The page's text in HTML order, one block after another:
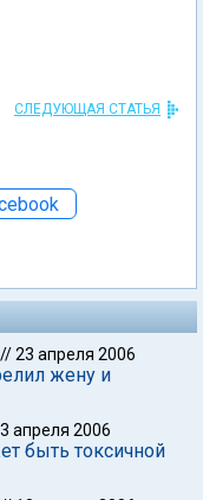
СЛЕДУЮЩАЯ СТАТЬЯ
//23 апреля 2006
жену и
апреля 2006
быть токсичной